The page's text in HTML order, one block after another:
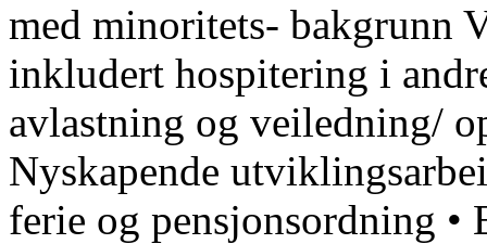
med minoritets- bakgrunn
inkludert hospitering i
avlastning og veiledning/
Nyskapende
ferie og pensjonsordning •